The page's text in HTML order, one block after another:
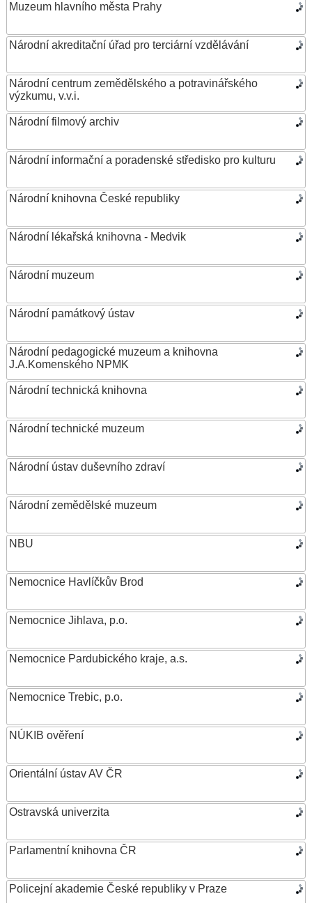
Muzeum hlavního města Prahy
Národní akreditační úřad pro terciární vzdělávání
Národní centrum zemědělského a potravinářského
výzkumu, v.v.i.
Národní filmový archiv
Národní informační a poradenské středisko pro kulturu
Národní knihovna České republiky
Národní lékařská knihovna - Medvik
Národní muzeum
Národní památkový ústav
Národní pedagogické muzeum a knihovna
J.A.Komenského NPMK
Národní technická knihovna
Národní technické muzeum
Národní ústav duševního zdraví
Národní zemědělské muzeum
NBU
Nemocnice Havlíčkův Brod
Nemocnice Jihlava, p.o.
Nemocnice Pardubického kraje, a.s.
Nemocnice Trebic, p.o.
NÚKIB ověření
Orientální ústav AV ČR
Ostravská univerzita
Parlamentní knihovna ČR
Policejní akademie České republiky v Praze